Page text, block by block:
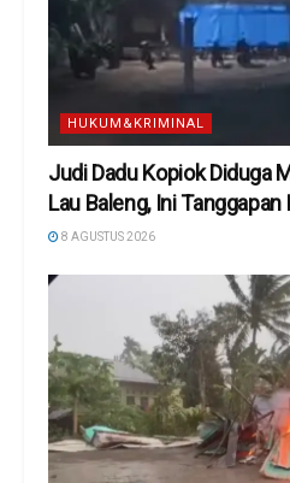
HUKUM&KRIMINAL
Judi Dadu Kopiok Diduga
Lau Baleng, Ini
8 AGUSTUS 2026